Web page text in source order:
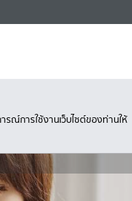
รณ์การใช้งานเว็บไซต์ของท่านให้